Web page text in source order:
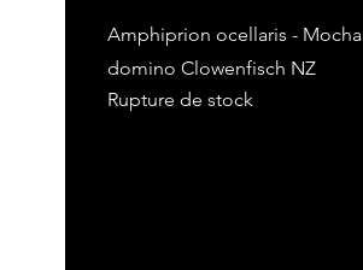
Amphiprion ocellaris - Mocha
domino Clowenfisch NZ
Rupture de stock